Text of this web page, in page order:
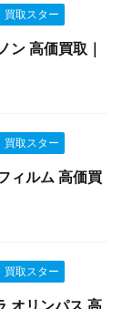
買取スター
ン 高価買取｜
買取スター
ィルム 高価買
買取スター